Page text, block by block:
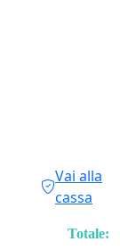
Vai alla
cassa
Totale: